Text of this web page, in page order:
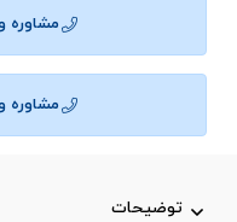
مشاوره
مشاوره
توضیحات